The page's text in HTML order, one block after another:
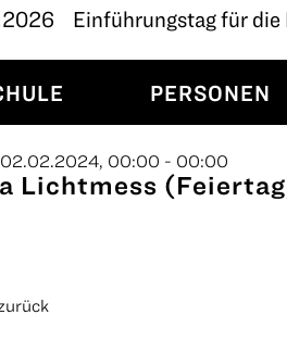
Einführungstag für die
PERSONEN
02.02.2024, 00:00 - 00:00
Lichtmess